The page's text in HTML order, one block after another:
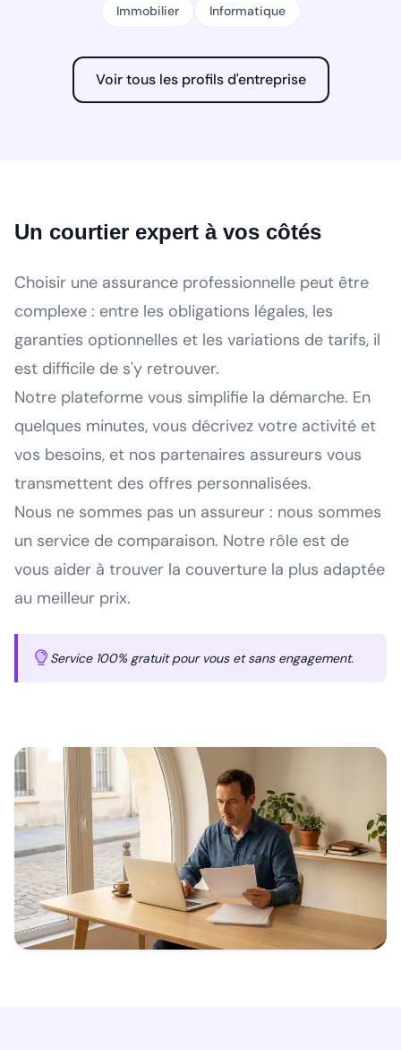
Immobilier Informatique
Voir tous les profils d'entreprise
Un courtier expert à vos côtés
Choisir une assurance professionnelle peut être
complexe : entre les obligations légales, les
garanties optionnelles et les variations de tarifs, il
est difficile de s'y retrouver.
Notre plateforme vous simplifie la démarche. En
quelques minutes, vous décrivez votre activité et
vos besoins, et nos partenaires assureurs vous
transmettent des offres personnalisées.
Nous ne sommes pas un assureur : nous sommes
un service de comparaison. Notre rôle est de
vous aider à trouver la couverture la plus adaptée
au meilleur prix.
Service 100% gratuit pour vous et sans engagement.